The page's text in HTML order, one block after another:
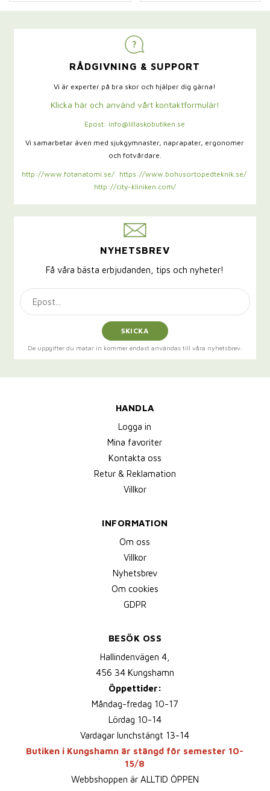
RÅDGIVNING & SUPPORT
Vi är experter på bra skor och hjälper dig gärna!
Klicka här och använd vårt kontaktformulär!
Epost: info@lillaskobutiken.se
Vi samarbetar även med sjukgymnaster, naprapater, ergonomer
och fotvårdare.
http://www.fotanatomi.se/
https://www.bohusortopedteknik.se/
http://city-kliniken.com/
NYHETSBREV
Få våra bästa erbjudanden, tips och nyheter!
SKICKA
De uppgifter du matar in kommer endast användas till våra nyhetsbrev.
HANDLA
Logga in
Mina favoriter
Kontakta oss
Retur & Reklamation
Villkor
INFORMATION
Om oss
Villkor
Nyhetsbrev
Om cookies
GDPR
BESÖK OSS
Hallindenvägen 4,
456 34 Kungshamn
Öppettider:
Måndag-fredag 10-17
Lördag 10-14
Vardagar lunchstängt 13-14
Butiken i Kungshamn är stängd för semester 10-
15/8
Webbshoppen är ALLTID ÖPPEN